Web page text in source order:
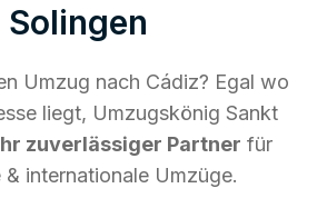
Solingen
Umzug nach Cádiz? Egal wo
liegt, Umzugskönig Sankt
zuverlässiger Partner für
& internationale Umzüge.